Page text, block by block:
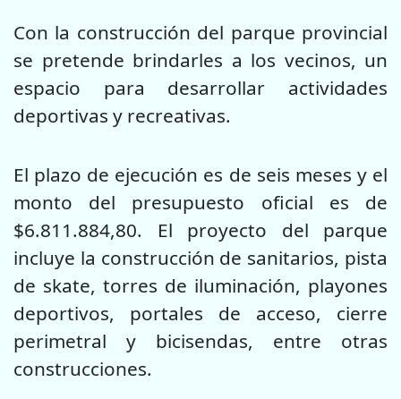
Con la construcción del parque provincial
se pretende brindarles a los vecinos, un
espacio para desarrollar actividades
deportivas y recreativas.
El plazo de ejecución es de seis meses y el
monto del presupuesto oficial es de
$6.811.884,80. El proyecto del parque
incluye la construcción de sanitarios, pista
de skate, torres de iluminación, playones
deportivos, portales de acceso, cierre
perimetral y bicisendas, entre otras
construcciones.